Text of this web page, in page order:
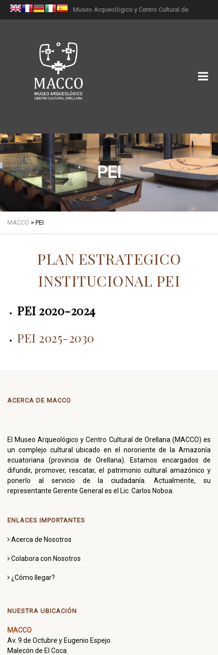
Museo Arqueológico y Centro Cultural de
PEI
MACCO > PEI
PLAN ESTRATEGICO
INSTITUCIONAL PEI
PEI 2020-2024
PEI 2025-2030
ACERCA DE MACCO
El Museo Arqueológico y Centro Cultural de Orellana (MACCO) es
un complejo cultural ubicado en el nororiente de la Amazonía
ecuatoriana (provincia de Orellana). Estamos encargados de
difundir, promover, rescatar, el patrimonio cultural amazónico y
ponerlo al servicio de la ciudadanía. Actualmente, su
representante Gerente General es el Lic. Carlos Noboa.
ENLACES IMPORTANTES
Acerca de Nosotros
Colabora con Nosotros
¿Cómo llegar?
NUESTRA UBICACIÓN
MACCO
Av. 9 de Octubre y Eugenio Espejo.
Malecón de El Coca.